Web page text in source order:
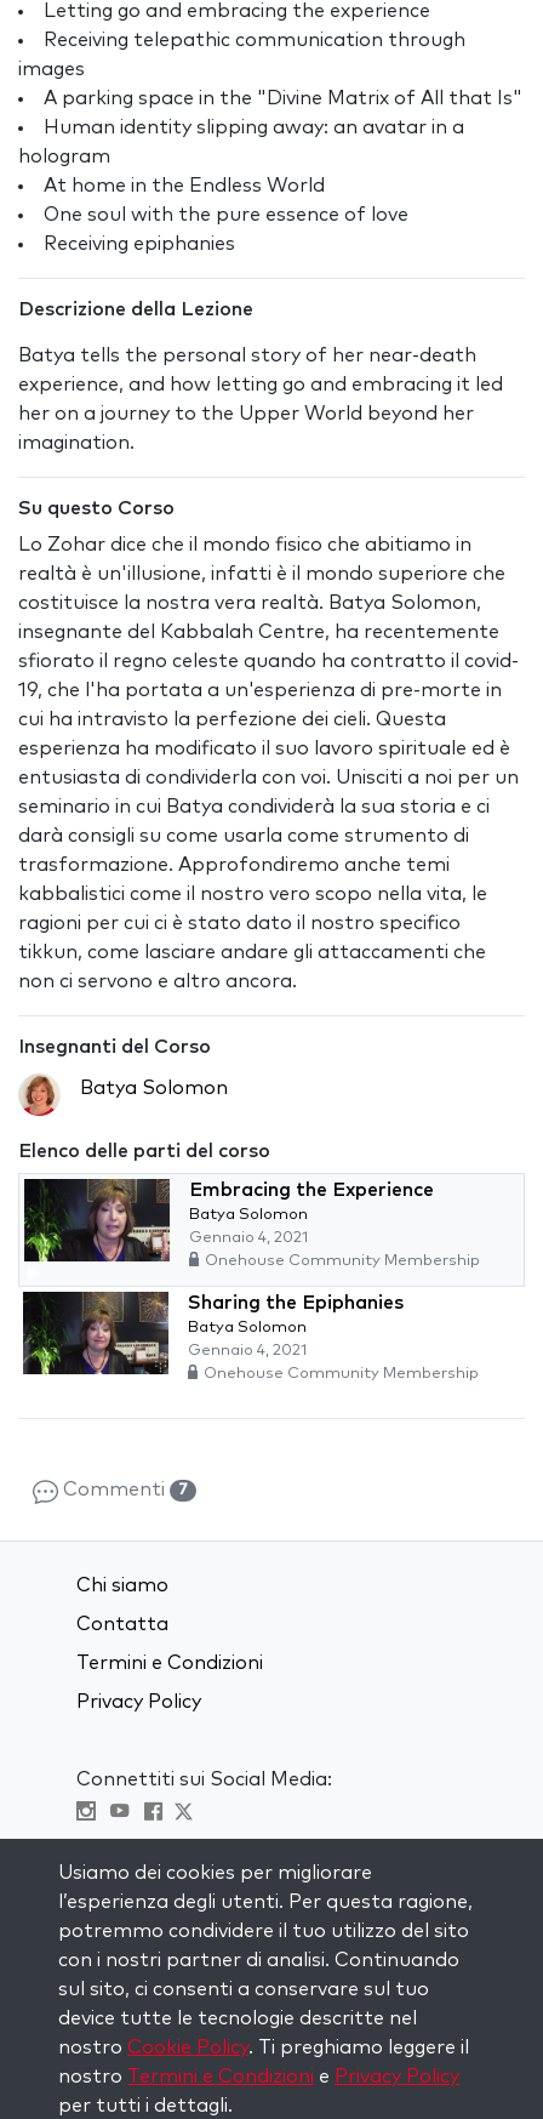
Letting go and embracing the experience
Receiving telepathic communication through
images
A parking space in the "Divine Matrix of All that Is"
Human identity slipping away: an avatar in a
hologram
At home in the Endless World
One soul with the pure essence of love
Receiving epiphanies
Descrizione della Lezione
Batya tells the personal story of her near-death
experience, and how letting go and embracing it led
her on a journey to the Upper World beyond her
imagination.
Su questo Corso
Lo Zohar dice che il mondo fisico che abitiamo in
realtà è un'illusione, infatti è il mondo superiore che
costituisce la nostra vera realtà. Batya Solomon,
insegnante del Kabbalah Centre, ha recentemente
sfiorato il regno celeste quando ha contratto il covid-
19, che l'ha portata a un'esperienza di pre-morte in
cui ha intravisto la perfezione dei cieli. Questa
esperienza ha modificato il suo lavoro spirituale ed è
entusiasta di condividerla con voi. Unisciti a noi per un
seminario in cui Batya condividerà la sua storia e ci
darà consigli su come usarla come strumento di
trasformazione. Approfondiremo anche temi
kabbalistici come il nostro vero scopo nella vita, le
ragioni per cui ci è stato dato il nostro specifico
tikkun, come lasciare andare gli attaccamenti che
non ci servono e altro ancora.
Insegnanti del Corso
Batya Solomon
Elenco delle parti del corso
Embracing the Experience
Batya Solomon
Gennaio 4, 2021
Onehouse Community Membership
Sharing the Epiphanies
Batya Solomon
Gennaio 4, 2021
Onehouse Community Membership
Commenti 7
Chi siamo
Contatta
Termini e Condizioni
Privacy Policy
Connettiti sui Social Media:
RIMANI AGGIORNATO
Iscriviti alla nostra mailing list e ricevi
ispirazione ogni settimana nella tua
casella di posta.
Iscriviti
Usiamo dei cookies per migliorare
l’esperienza degli utenti. Per questa ragione,
potremmo condividere il tuo utilizzo del sito
con i nostri partner di analisi. Continuando
sul sito, ci consenti a conservare sul tuo
device tutte le tecnologie descritte nel
nostro Cookie Policy. Ti preghiamo leggere il
nostro Termini e Condizioni e Privacy Policy
per tutti i dettagli.